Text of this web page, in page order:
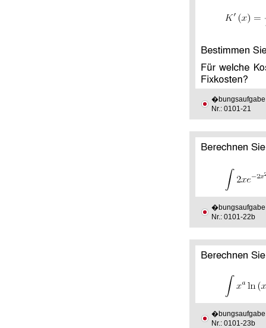
�bungsaufgabe
Nr.: 0101-21
�bungsaufgabe
Nr.: 0101-22b
�bungsaufgabe
Nr.: 0101-23b